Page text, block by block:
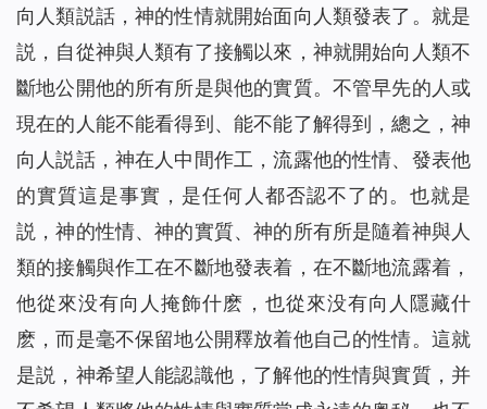
向人類説話，神的性情就開始面向人類發表了。就是
説，自從神與人類有了接觸以來，神就開始向人類不
斷地公開他的所有所是與他的實質。不管早先的人或
現在的人能不能看得到、能不能了解得到，總之，神
向人説話，神在人中間作工，流露他的性情、發表他
的實質這是事實，是任何人都否認不了的。也就是
説，神的性情、神的實質、神的所有所是隨着神與人
類的接觸與作工在不斷地發表着，在不斷地流露着，
他從來没有向人掩飾什麽，也從來没有向人隱藏什
麽，而是毫不保留地公開釋放着他自己的性情。這就
是説，神希望人能認識他，了解他的性情與實質，并